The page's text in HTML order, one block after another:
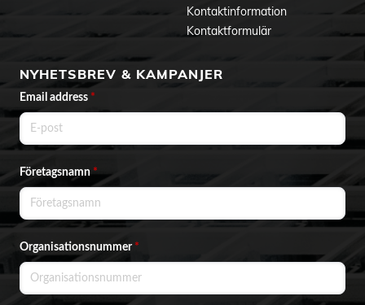
Kontaktinformation
Kontaktformulär
NYHETSBREV & KAMPANJER
Email address *
Företagsnamn*
Organisationsnummer *